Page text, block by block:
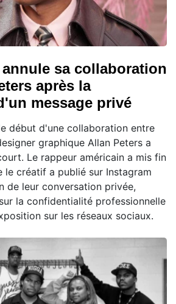
annule sa collaboration
après la
message privé
début d'une collaboration entre
graphique Allan Peters a
Le rappeur américain a mis fin
le créatif a publié sur Instagram
de leur conversation privée,
la confidentialité professionnelle
sur les réseaux sociaux.